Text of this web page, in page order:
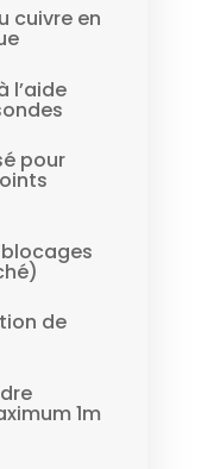
cuivre en
l’aide
pour
de
1m